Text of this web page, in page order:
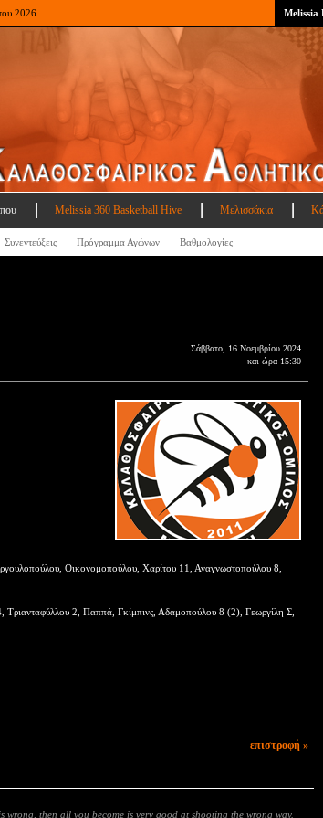
2026 Melissia
Melissia 360 Basketball Hive Μελισσάκια
Συνεντεύξεις Πρόγραμμα Αγώνων Βαθμολογίες
Σάββατο, 16 Νοεμβρίου 2024
και ώρα 15:30
Οικονομοπούλου, Χαρίτου 11, Αναγνωστοπούλου 8,
2, Παππά, Γκίμπινς, Αδαμοπούλου 8 (2), Γεωργίλη Σ,
επιστροφή »
then all you become is very good at shooting the wrong way.